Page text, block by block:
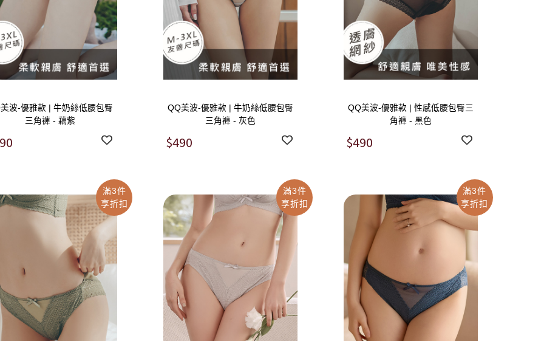
波-優雅款 | 牛奶絲低腰包臀
三角褲 - 藕紫
QQ美波-優雅款 | 牛奶絲低腰包臀
三角褲 - 灰色
$490
QQ美波-優雅款 | 性感低腰包臀三
角褲 - 黑色
$490
滿3件
享折扣
滿3件
享折扣
滿3件
享折扣